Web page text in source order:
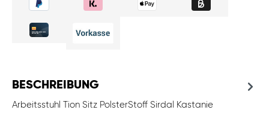
BESCHREIBUNG
Arbeitsstuhl Tion Sitz PolsterStoff Sirdal Kastanie